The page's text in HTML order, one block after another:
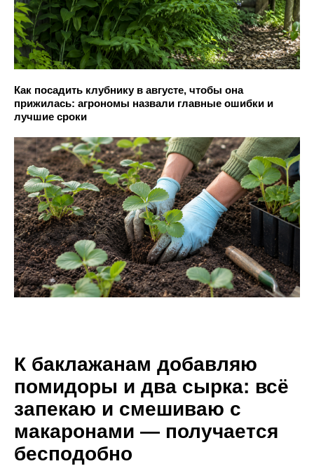
Как посадить клубнику в августе, чтобы она
прижилась: агрономы назвали главные ошибки и
лучшие сроки
К баклажанам добавляю
помидоры и два сырка: всё
запекаю и смешиваю с
макаронами — получается
бесподобно